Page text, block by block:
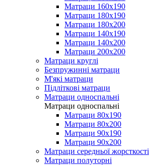
Матраци 160х190
Матраци 180х190
Матраци 180х200
Матраци 140х190
Матраци 140х200
Матраци 200х200
Матраци круглі
Безпружинні матраци
М'які матраци
Підліткові матраци
Матраци односпальні
Матраци односпальні
Матраци 80х190
Матраци 80х200
Матраци 90х190
Матраци 90х200
Матраци середньої жорсткості
Матраци полуторні